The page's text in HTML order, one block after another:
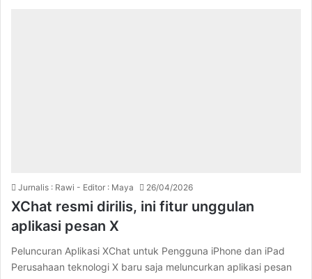
Jurnalis : Rawi - Editor : Maya 26/04/2026
XChat resmi dirilis, ini fitur unggulan
aplikasi pesan X
Peluncuran Aplikasi XChat untuk Pengguna iPhone dan iPad
Perusahaan teknologi X baru saja meluncurkan aplikasi pesan